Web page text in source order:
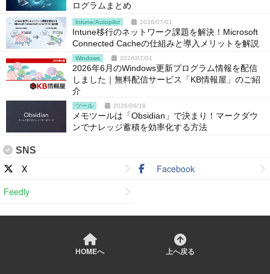
ログラムまとめ
Intune/Autopilot 2026/07/01
Intune移行のネットワーク課題を解決！Microsoft
Connected Cacheの仕組みと導入メリットを解説
Windows 2026/07/01
2026年6月のWindows更新プログラム情報を配信
しました｜無料配信サービス「KB情報屋」のご紹
介
ツール 2026/06/18
メモツールは「Obsidian」で決まり！マークダウ
ンでナレッジ蓄積を効率化する方法
SNS
X
Facebook
Feedly
HOMEへ 上へ戻る